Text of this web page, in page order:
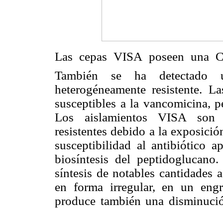
Las cepas VISA poseen una
También se ha detectado
heterogéneamente resistente.
susceptibles a la vancomicina,
Los aislamientos VISA son
resistentes debido a la
susceptibilidad al antibiótico
biosíntesis del
síntesis de notables cantidades
en forma irregular, en un
produce también una